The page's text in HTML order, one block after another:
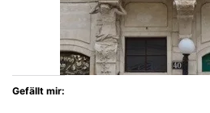
Gefällt mir: